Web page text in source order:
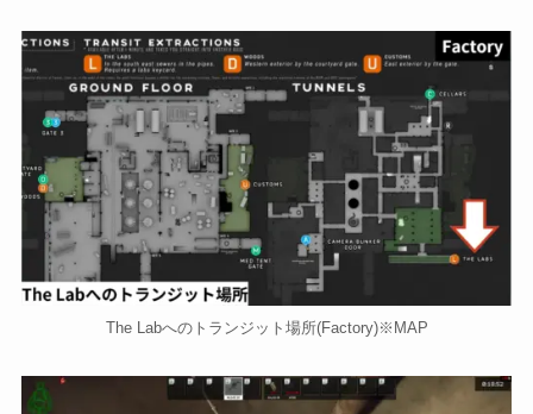
The Labへのトランジット場所(Factory)※MAP